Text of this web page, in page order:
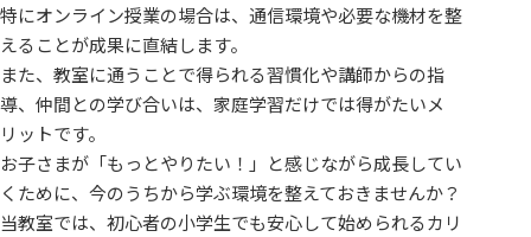
特にオンライン授業の場合は、通信環境や必要な機材を整
えることが成果に直結します。
また、教室に通うことで得られる習慣化や講師からの指
導、仲間との学び合いは、家庭学習だけでは得がたいメ
リットです。
お子さまが「もっとやりたい！」と感じながら成長してい
くために、今のうちから学ぶ環境を整えておきませんか？
当教室では、初心者の小学生でも安心して始められるカリ